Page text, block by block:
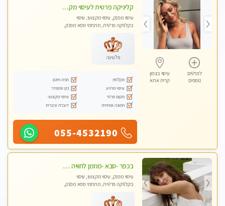
לפרטים
נוספים
עיסוי בצפון
קרית אתא
קליניקה פרטית לעיסוי מקצועי ואלטרנטיבי ברמה גבוהה VIP תתקשר ..... highly recommended..new in the city
עיסוי מפנק, עיסוי מקצועי, עיסוי
בקלניקה פרטית, מתחמי ספא מפנק,
טנטרה, עיסוי מגבר לגבר, עיסוי מגבר
לאישה
פלטינה
מקלחת
חניה חינם
עיסוי מרגיע
נקי ומסודר
מקום פרטי
עיסוי מקצועי
תמונה אמיתית
דוברת עיברית
055-4532190
בכפר -סבא -מוזמן לחוויה בלתי נשכחת!!!עיסוי מפנק ביותר מומלץ לחלוטין!!!
עיסוי מפנק, עיסוי מקצועי, עיסוי
בקלניקה פרטית, מתחמי ספא מפנק,
לנשים בלבד